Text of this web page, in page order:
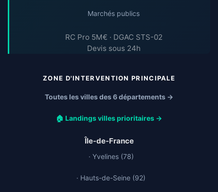
Marchés publics
RC Pro 5M€ · DGAC STS-02
Devis sous 24h
ZONE D'INTERVENTION PRINCIPALE
Toutes les villes des 6 départements →
🏠 Landings villes prioritaires →
Île-de-France
· Yvelines (78)
· Hauts-de-Seine (92)